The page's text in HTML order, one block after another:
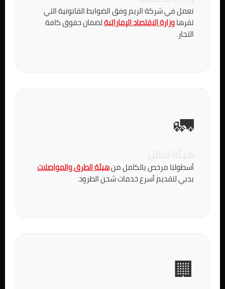
نعمل في شركة الريم وفق الضوابط القانونية التي
تقرهاوزارة الاقتصاد الإماراتيةلضمان حقوق كافة
التجار.
🚛
أسطولنا مرخص بالكامل منهيئة الطرق والمواصلات
بدبي لتقديم أسرع خدمات شحن الطرود.
🏢